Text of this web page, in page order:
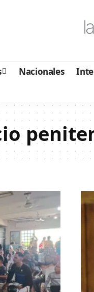
Nacionales